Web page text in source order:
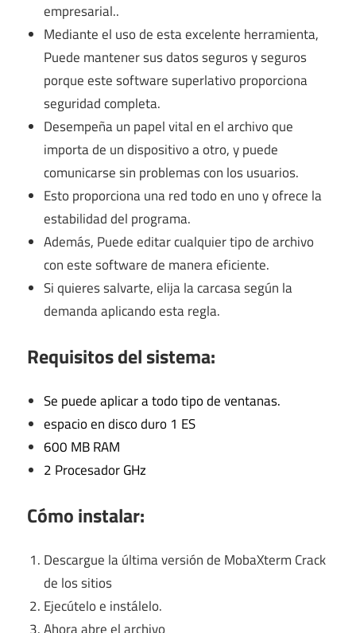
empresarial..
Mediante el uso de esta excelente herramienta,
Puede mantener sus datos seguros y seguros
porque este software superlativo proporciona
seguridad completa.
Desempeña un papel vital en el archivo que
importa de un dispositivo a otro, y puede
comunicarse sin problemas con los usuarios.
Esto proporciona una red todo en uno y ofrece la
estabilidad del programa.
Además, Puede editar cualquier tipo de archivo
con este software de manera eficiente.
Si quieres salvarte, elija la carcasa según la
demanda aplicando esta regla.
Requisitos del sistema:
Se puede aplicar a todo tipo de ventanas.
espacio en disco duro 1 ES
600 MB RAM
2 Procesador GHz
Cómo instalar:
Descargue la última versión de MobaXterm Crack
de los sitios
Ejecútelo e instálelo.